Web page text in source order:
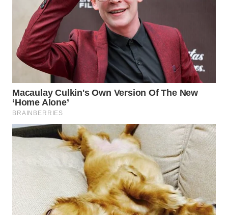
WN
KUNINGAN
WN
MAJALENGKA
WN
SUBANG
WN
SUKABUMI
WN
PURWAKARTA
WN